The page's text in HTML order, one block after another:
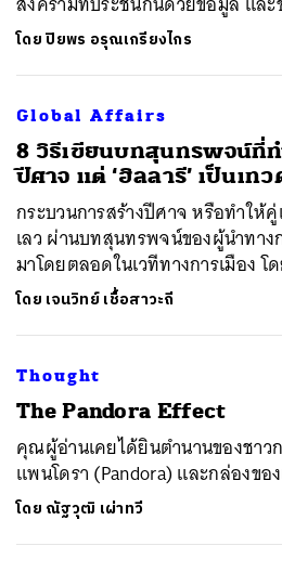
โดยปิยพร อรุณเกรียงไกร
Global Affairs
8 วิธีเขียนบทสุนทรพจน์ที่ท
ปีศาจ แต่ ‘ฮิลลารี’ เป็นเทว
กระบวนการสร้างปีศาจ หรือทำให้
เลว ผ่านบทสุนทรพจน์ของผู้นำทาง
มาโดยตลอดในเวทีทางการเมือง โ
โดย เจนวิทย์ เชื้อสาวะถี
Thought
The Pandora Effect
คุณผู้อ่านเคยได้ยินตำนานของชาว
แพนโดรา (Pandora) และกล่องขอ
โดย ณัฐวุฒิ เผ่าทวี